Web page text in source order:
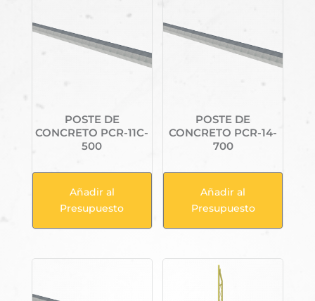
POSTE DE
CONCRETO PCR-11C-
500
Añadir al
Presupuesto
POSTE DE
CONCRETO PCR-14-
700
Añadir al
Presupuesto